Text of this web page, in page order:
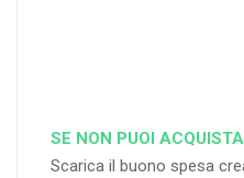
SE NON PUOI
Scarica il buono spesa